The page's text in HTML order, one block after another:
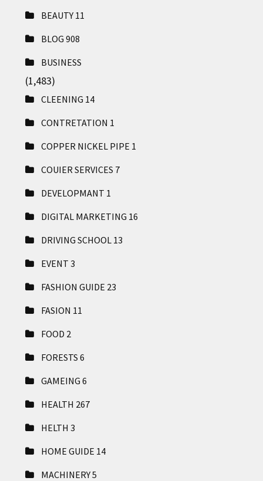
BEAUTY 11
BLOG 908
BUSINESS
(1,483)
CLEENING 14
CONTRETATION 1
COPPER NICKEL PIPE 1
COUIER SERVICES 7
DEVELOPMANT 1
DIGITAL MARKETING 16
DRIVING SCHOOL 13
EVENT 3
FASHION GUIDE 23
FASION 11
FOOD 2
FORESTS 6
GAMEING 6
HEALTH 267
HELTH 3
HOME GUIDE 14
MACHINERY5